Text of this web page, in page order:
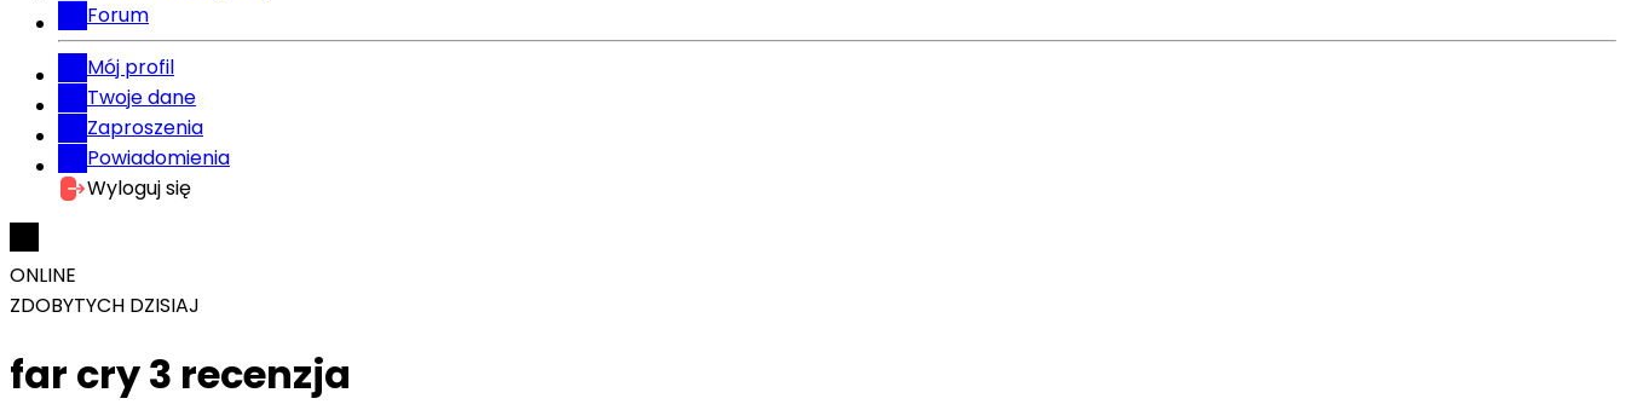
Forum
Mój profil
Twoje dane
Zaproszenia
Powiadomienia
Wyloguj się
ONLINE
ZDOBYTYCH DZISIAJ
far cry 3 recenzja